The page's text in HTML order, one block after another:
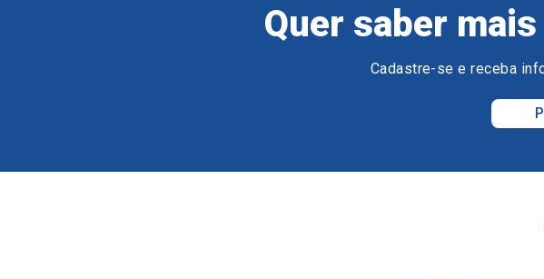
Quer saber
Cadastre-se e receba